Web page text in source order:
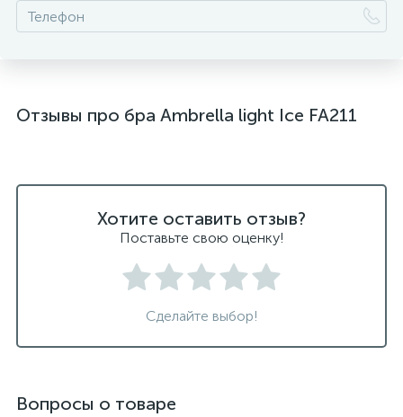
Отзывы про бра Ambrella light Ice FA211
Хотите оставить отзыв?
Поставьте свою оценку!
Сделайте выбор!
Вопросы о товаре